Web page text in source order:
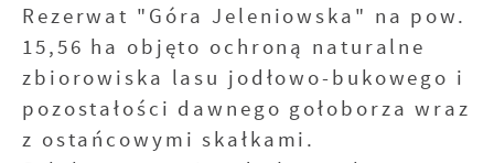
Rezerwat "Góra Jeleniowska" na pow.
15,56 ha objęto ochroną naturalne
zbiorowiska lasu jodłowo-bukowego i
pozostałości dawnego gołoborza wraz
z ostańcowymi skałkami.